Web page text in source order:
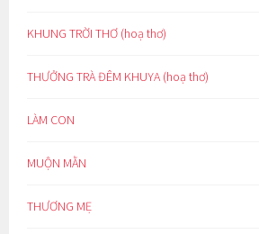
KHUNG TRỜI THƠ (hoạ thơ)
THƯỞNG TRÀ ĐÊM KHUYA (hoạ thơ)
LÀM CON
MUỘN MẰN
THƯƠNG MẸ